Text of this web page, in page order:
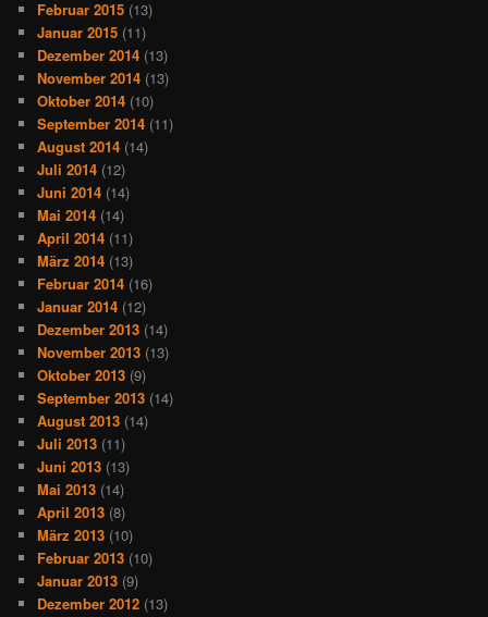
Februar 2015 (13)
Januar 2015 (11)
Dezember 2014 (13)
November 2014 (13)
Oktober 2014 (10)
September 2014 (11)
August 2014 (14)
Juli 2014 (12)
Juni 2014 (14)
Mai 2014 (14)
April 2014 (11)
März 2014 (13)
Februar 2014 (16)
Januar 2014 (12)
Dezember 2013 (14)
November 2013 (13)
Oktober 2013 (9)
September 2013 (14)
August 2013 (14)
Juli 2013 (11)
Juni 2013 (13)
Mai 2013 (14)
April 2013 (8)
März 2013 (10)
Februar 2013 (10)
Januar 2013 (9)
Dezember 2012 (13)